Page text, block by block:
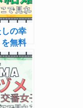
の幸
無料
動画
・あ
ャスト